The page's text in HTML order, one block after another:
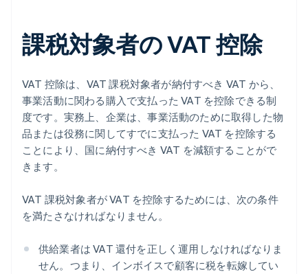
課税対象者の VAT 控除
VAT 控除は、VAT 課税対象者が納付すべき VAT から、
事業活動に関わる購入で支払った VAT を控除できる制
度です。実務上、企業は、事業活動のために取得した物
品または役務に関してすでに支払った VAT を控除する
ことにより、国に納付すべき VAT を減額することがで
きます。
VAT 課税対象者が VAT を控除するためには、次の条件
を満たさなければなりません。
供給業者は VAT 還付を正しく運用しなければなりま
せん。つまり、インボイスで顧客に税を転嫁してい